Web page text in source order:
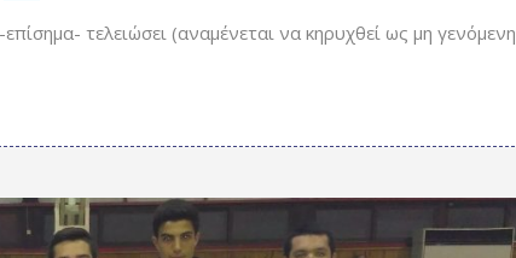
τελειώσει (αναμένεται να κηρυχθεί ως μη γενόμενη